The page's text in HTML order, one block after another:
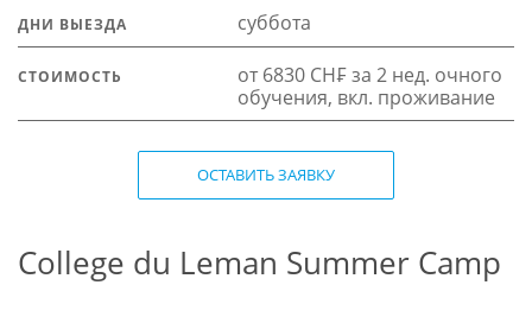
ДНИ ВЫЕЗДА суббота
СТОИМОСТЬ
от 6830 CH₣ за 2 нед. очного
обучения, вкл. проживание
ОСТАВИТЬ ЗАЯВКУ
College du Leman Summer Camp